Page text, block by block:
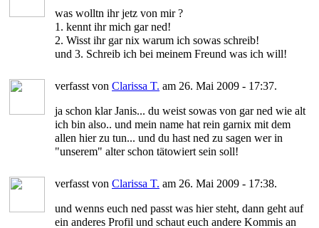
was wolltn ihr jetz von mir ?
1. kennt ihr mich gar ned!
2. Wisst ihr gar nix warum ich sowas schreib!
und 3. Schreib ich bei meinem Freund was ich will!
verfasst von Clarissa T. am 26. Mai 2009 - 17:37.
ja schon klar Janis... du weist sowas von gar ned wie alt
ich bin also.. und mein name hat rein garnix mit dem
allen hier zu tun... und du hast ned zu sagen wer in
"unserem" alter schon tätowiert sein soll!
verfasst von Clarissa T. am 26. Mai 2009 - 17:38.
und wenns euch ned passt was hier steht, dann geht auf
ein anderes Profil und schaut euch andere Kommis an